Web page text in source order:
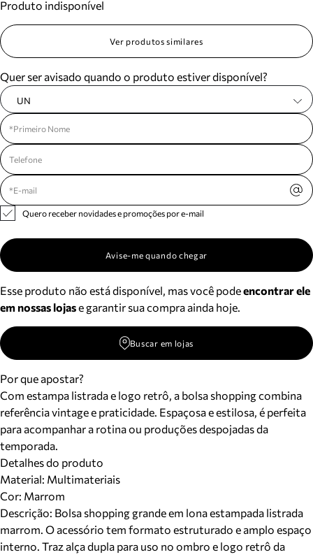
Produto indisponível
Ver produtos similares
Quer ser avisado quando o produto estiver disponível?
UN
Quero receber novidades e promoções por e-mail
Avise-me quando chegar
Esse produto não está disponível, mas você podeencontrar ele
em nossas lojase garantir sua compra ainda hoje.
Buscar em lojas
Por que apostar?
Com estampa listrada e logo retrô, a bolsa shopping combina
referência vintage e praticidade. Espaçosa e estilosa, é perfeita
para acompanhar a rotina ou produções despojadas da
temporada.
Detalhes do produto
Material: Multimateriais
Cor: Marrom
Descrição: Bolsa shopping grande em lona estampada listrada
marrom. O acessório tem formato estruturado e amplo espaço
interno. Traz alça dupla para uso no ombro e logo retrô da